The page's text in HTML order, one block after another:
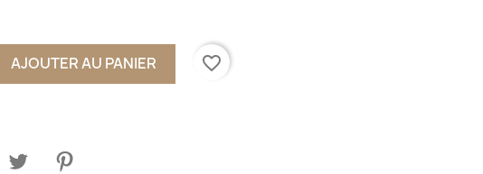
AJOUTER AU PANIER favorite_border